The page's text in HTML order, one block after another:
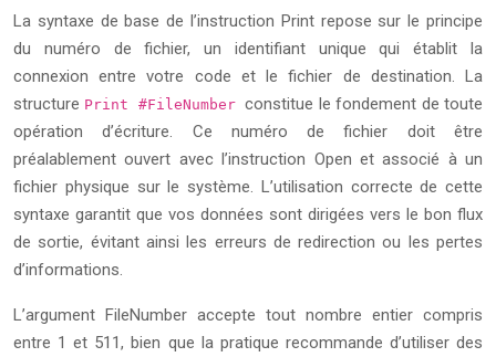
La syntaxe de base de l’instruction Print repose sur le principe
du numéro de fichier, un identifiant unique qui établit la
connexion entre votre code et le fichier de destination. La
structure Print #FileNumberconstitue le fondement de toute
opération d’écriture. Ce numéro de fichier doit être
préalablement ouvert avec l’instruction Open et associé à un
fichier physique sur le système. L’utilisation correcte de cette
syntaxe garantit que vos données sont dirigées vers le bon flux
de sortie, évitant ainsi les erreurs de redirection ou les pertes
d’informations.
L’argument FileNumber accepte tout nombre entier compris
entre 1 et 511, bien que la pratique recommande d’utiliser des